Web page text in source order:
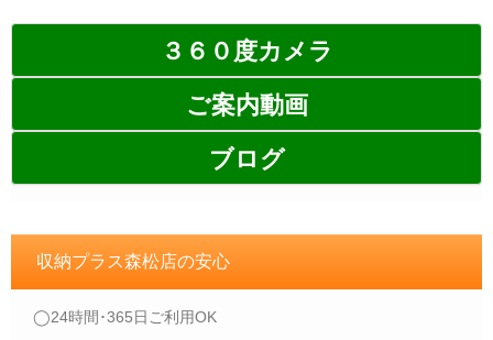
３６０度カメラ
ご案内動画
ブログ
収納プラス森松店の安心
◯24時間･365日ご利用OK